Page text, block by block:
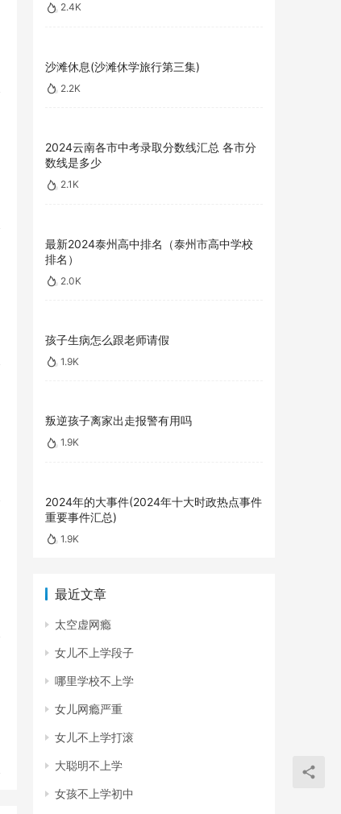
2.4K
沙滩休息(沙滩休学旅行第三集)
2.2K
2024云南各市中考录取分数线汇总 各市分
数线是多少
2.1K
最新2024泰州高中排名（泰州市高中学校
排名）
2.0K
孩子生病怎么跟老师请假
1.9K
叛逆孩子离家出走报警有用吗
1.9K
2024年的大事件(2024年十大时政热点事件
重要事件汇总)
1.9K
最近文章
太空虚网瘾
女儿不上学段子
哪里学校不上学
女儿网瘾严重
女儿不上学打滚
大聪明不上学
女孩不上学初中